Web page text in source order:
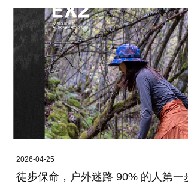
2026-04-25
徒步保命，户外迷路 90% 的人第一